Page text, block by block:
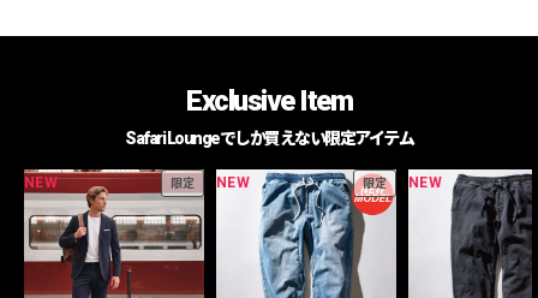
Exclusive Item
Safari Loungeでしか買えない限定アイテム
NEW 限定 NEW 限定 NEW